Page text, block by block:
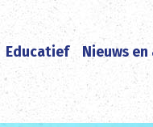
Educatief Nieuws